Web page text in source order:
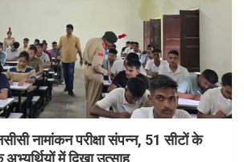
नामांकन परीक्षा संपन्न, 51 सीटों के
में दिखा उत्साह